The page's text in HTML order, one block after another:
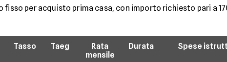
per acquisto prima casa, con importo richiesto pari a
Tasso Taeg
Rata
mensile
Durata Spese